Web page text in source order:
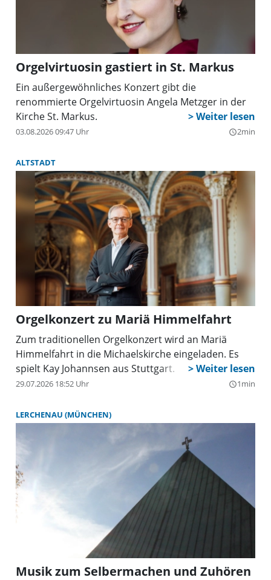
Orgelvirtuosin gastiert in St. Markus
Ein außergewöhnliches Konzert gibt die
renommierte Orgelvirtuosin Angela Metzger in der
Kirche St. Markus.
03.08.2026 09:47 Uhr query_builder2min
ALTSTADT
Orgelkonzert zu Mariä Himmelfahrt
Zum traditionellen Orgelkonzert wird an Mariä
Himmelfahrt in die Michaelskirche eingeladen. Es
spielt Kay Johannsen aus Stuttgart.
29.07.2026 18:52 Uhr query_builder1min
LERCHENAU (MÜNCHEN)
Musik zum Selbermachen und Zuhören